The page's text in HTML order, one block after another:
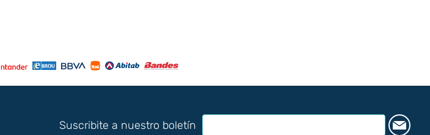
Suscribite a nuestro boletín